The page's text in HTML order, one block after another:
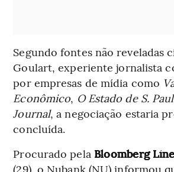
Segundo fontes não reveladas
Goulart, experiente jornalista
por empresas de mídia como
Econômico, O Estado de S.
Journal, a negociação estaria
concluída.
Procurado pela Bloomberg
(29), o Nubank (NU) informou